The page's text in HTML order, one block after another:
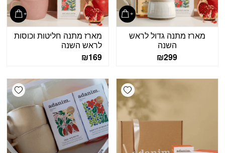
מארז מתנה גדול לראש
השנה
₪299
מארז מתנה חליטות וכוסות
לראש השנה
₪169
Add wishlist